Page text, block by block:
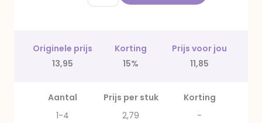
Originele prijs Korting
Prijs voor jou
13,95
15% 11,85
Aantal Prijs per stuk
Korting
1-4
2,79
-